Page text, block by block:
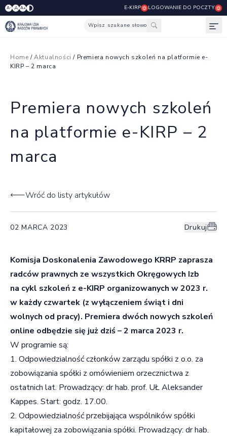
A- A A+ E-KIRP LOGOWANIE DO POCZTY
Wpisz szukane słowo
Home /Aktualności / Premiera nowych szkoleń na platformie e-
KIRP – 2 marca
Premiera nowych szkoleń
na platformie e-KIRP – 2
marca
Wróć do listy artykułów
02 MARCA 2023 Drukuj
Komisja Doskonalenia Zawodowego KRRP zaprasza
radców prawnych ze wszystkich Okręgowych Izb
na cykl szkoleń z e-KIRP organizowanych w 2023 r.
w każdy czwartek (z wyłączeniem świąt i dni
wolnych od pracy). Premiera dwóch nowych szkoleń
online odbędzie się już dziś – 2 marca 2023 r.
W programie są:
1. Odpowiedzialność członków zarządu spółki z o.o. za
zobowiązania spółki z omówieniem orzecznictwa z
ostatnich lat. Prowadzący: dr hab. prof. UŁ Aleksander
Kappes. Start: godz. 17.00.
2. Odpowiedzialność przebijająca wspólników spółki
kapitałowej za zobowiązania spółki. Prowadzący: dr hab.